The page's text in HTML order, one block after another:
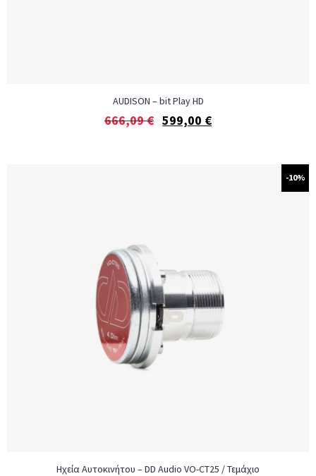
AUDISON – bit Play HD
666,09€ 599,00 €
-10%
Ηχεία Αυτοκινήτου – DD Audio VO-CT25 / Τεμάχιο